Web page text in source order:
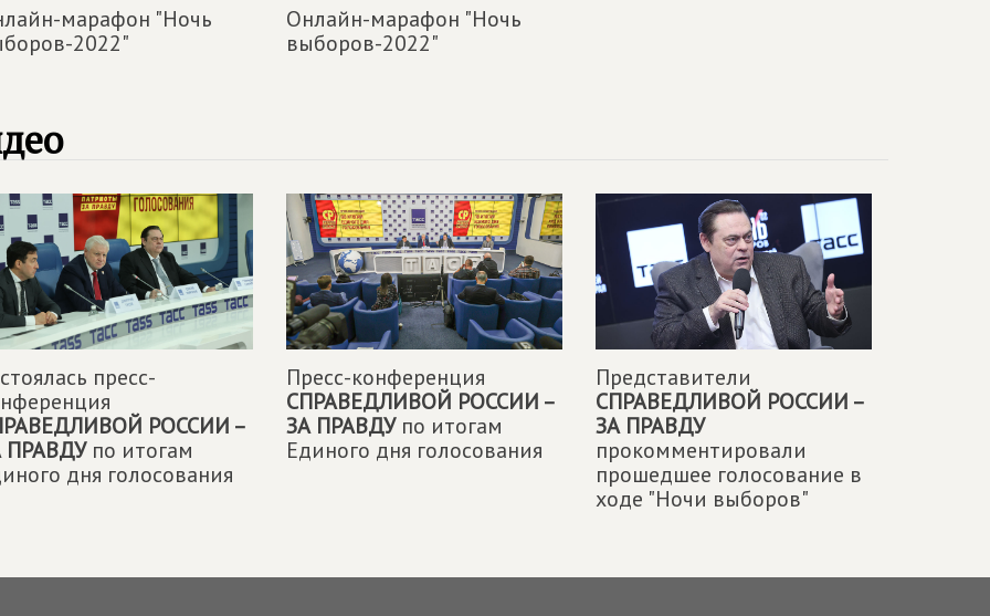
марафон "Ночь
2022"
Онлайн-марафон "Ночь
выборов-2022"
пресс-
РОССИИ –
ПРАВДУпо итогам
дня голосования
Пресс-конференция
СПРАВЕДЛИВОЙ РОССИИ –
ЗА ПРАВДУпо итогам
Единого дня голосования
Представители
СПРАВЕДЛИВОЙ РОССИИ –
ЗА ПРАВДУ
прокомментировали
прошедшее голосование в
ходе "Ночи выборов"